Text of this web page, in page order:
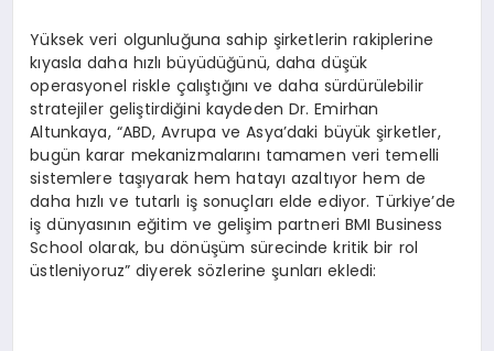
Yüksek veri olgunluğuna sahip şirketlerin rakiplerine
kıyasla daha hızlı büyüdüğünü, daha düşük
operasyonel riskle çalıştığını ve daha sürdürülebilir
stratejiler geliştirdiğini kaydeden Dr. Emirhan
Altunkaya, “ABD, Avrupa ve Asya’daki büyük şirketler,
bugün karar mekanizmalarını tamamen veri temelli
sistemlere taşıyarak hem hatayı azaltıyor hem de
daha hızlı ve tutarlı iş sonuçları elde ediyor. Türkiye’de
iş dünyasının eğitim ve gelişim partneri BMI Business
School olarak, bu dönüşüm sürecinde kritik bir rol
üstleniyoruz” diyerek sözlerine şunları ekledi: